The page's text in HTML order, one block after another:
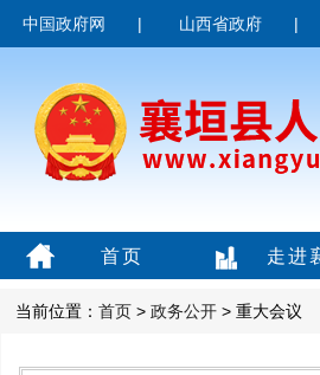
中国政府网 | 山西省政府 |
首页 走进
当前位置： 首页 > 政务公开 > 重大会议